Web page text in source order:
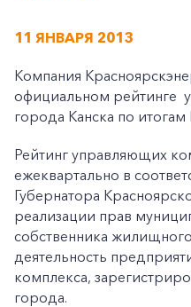
11 ЯНВАРЯ 2013
Компания
официальном рейтинге
города Канска по итогам
Рейтинг управляющих
ежеквартально в
Губернатора
реализации прав
собственника
деятельность
комплекса,
города.